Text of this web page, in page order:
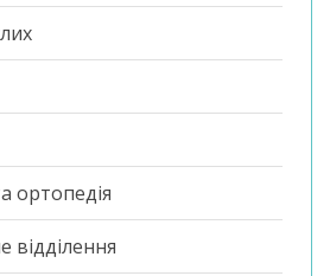
ортопедія
відділення